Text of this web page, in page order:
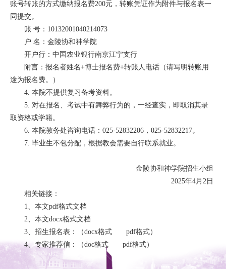
账号转账的方式缴纳报名费200元，转账凭证作为附件与报名表一
同提交。
账 号：10132001040214073
户 名：金陵协和神学院
开户行：中国农业银行南京江宁支行
附言：报名者姓名+博士报名费+转账人电话（请写明转账用
途为报名费。）
4. 本院不提供复习备考资料。
5. 对在报名、考试中有舞弊行为的，一经查实，即取消其录
取资格或学籍。
6. 本院教务处咨询电话：025-52832206，025-52832217。
7. 毕业生不包分配，根据教会需要自行联系就业。
金陵协和神学院招生小组
2025年4月2日
相关链接：
1、本文pdf格式文档
2、本文docx格式文档
3、招生报名表：（docx格式 pdf格式）
4、专家推荐信：（doc格式 pdf格式）